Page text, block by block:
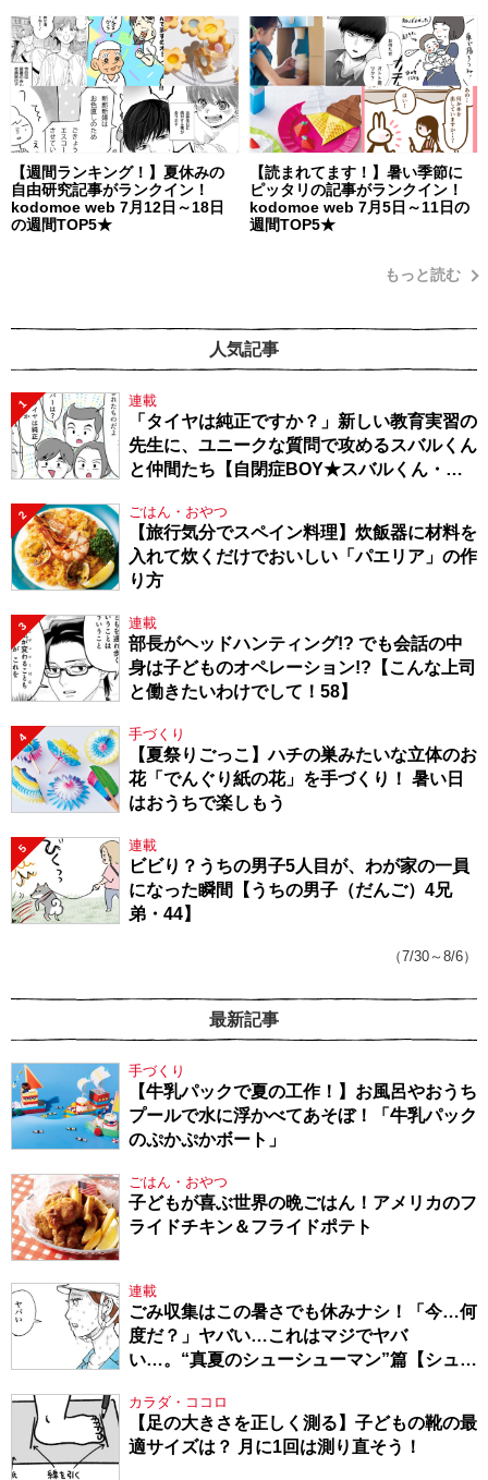
【週間ランキング！】夏休みの
自由研究記事がランクイン！
kodomoe web 7月12日～18日
の週間TOP5★
【読まれてます！】暑い季節に
ピッタリの記事がランクイン！
kodomoe web 7月5日～11日の
週間TOP5★
もっと読む
人気記事
1 連載
「タイヤは純正ですか？」新しい教育実習の
先生に、ユニークな質問で攻めるスバルくん
と仲間たち【自閉症BOY★スバルくん・
2 ごはん・おやつ
【旅行気分でスペイン料理】炊飯器に材料を
入れて炊くだけでおいしい「パエリア」の作
り方
3 連載
部長がヘッドハンティング!? でも会話の中
身は子どものオペレーション!?【こんな上司
と働きたいわけでして！58】
4 手づくり
【夏祭りごっこ】ハチの巣みたいな立体のお
花「でんぐり紙の花」を手づくり！ 暑い日
はおうちで楽しもう
5 連載
ビビり？うちの男子5人目が、わが家の一員
になった瞬間【うちの男子（だんご）4兄
弟・44】
（7/30～8/6）
最新記事
手づくり
【牛乳パックで夏の工作！】お風呂やおうち
プールで水に浮かべてあそぼ！「牛乳パック
のぷかぷかボート」
ごはん・おやつ
子どもが喜ぶ世界の晩ごはん！アメリカのフ
ライドチキン＆フライドポテト
連載
ごみ収集はこの暑さでも休みナシ！「今…何
度だ？」ヤバい…これはマジでヤバ
い…。“真夏のシューシューマン”篇【シュー
カラダ・ココロ
【足の大きさを正しく測る】子どもの靴の最
適サイズは？ 月に1回は測り直そう！